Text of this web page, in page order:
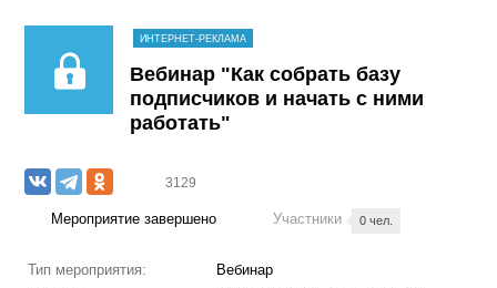
ИНТЕРНЕТ-РЕКЛАМА
Вебинар "Как собрать базу
подписчиков и начать с ними
работать"
3129
Мероприятие завершено Участники 0 чел.
Тип мероприятия:
Вебинар